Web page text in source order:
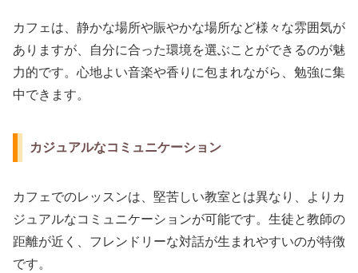
カフェは、静かな場所や賑やかな場所など様々な雰囲気が
ありますが、自分に合った環境を選ぶことができるのが魅
力的です。心地よい音楽や香りに包まれながら、勉強に集
中できます。
カジュアルなコミュニケーション
カフェでのレッスンは、堅苦しい教室とは異なり、よりカ
ジュアルなコミュニケーションが可能です。生徒と教師の
距離が近く、フレンドリーな対話が生まれやすいのが特徴
です。